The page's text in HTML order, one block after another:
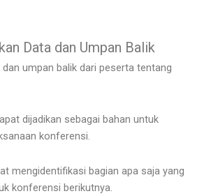
Data dan Umpan Balik
dan umpan balik dari peserta tentang
dijadikan sebagai bahan untuk
konferensi.
mengidentifikasi bagian apa saja yang
konferensi berikutnya.